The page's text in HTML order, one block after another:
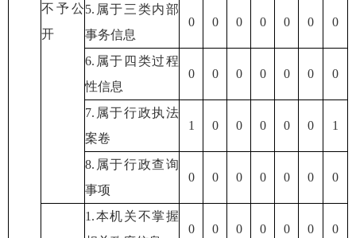
不予公
开
5.属于三类内部
事务信息
0 0 0 0 0 0 0
6.属于四类过程
性信息
0 0 0 0 0 0 0
7.属于行政执法
案卷
1 0 0 0 0 0 1
8.属于行政查询
事项
0 0 0 0 0 0 0
1.本机关不掌握
0 0 0 0 0 0 0